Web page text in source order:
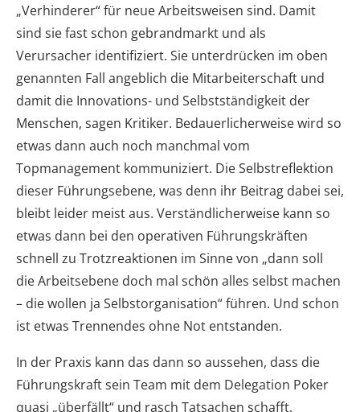
„Verhinderer“ für neue Arbeitsweisen sind. Damit
sind sie fast schon gebrandmarkt und als
Verursacher identifiziert. Sie unterdrücken im oben
genannten Fall angeblich die Mitarbeiterschaft und
damit die Innovations- und Selbstständigkeit der
Menschen, sagen Kritiker. Bedauerlicherweise wird so
etwas dann auch noch manchmal vom
Topmanagement kommuniziert. Die Selbstreflektion
dieser Führungsebene, was denn ihr Beitrag dabei sei,
bleibt leider meist aus. Verständlicherweise kann so
etwas dann bei den operativen Führungskräften
schnell zu Trotzreaktionen im Sinne von „dann soll
die Arbeitsebene doch mal schön alles selbst machen
– die wollen ja Selbstorganisation“ führen. Und schon
ist etwas Trennendes ohne Not entstanden.
In der Praxis kann das dann so aussehen, dass die
Führungskraft sein Team mit dem Delegation Poker
quasi „überfällt“ und rasch Tatsachen schafft.